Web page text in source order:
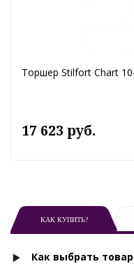
Торшер Stilfort Chart
17 623 руб.
КАК КУПИТЬ?
Как выбрать